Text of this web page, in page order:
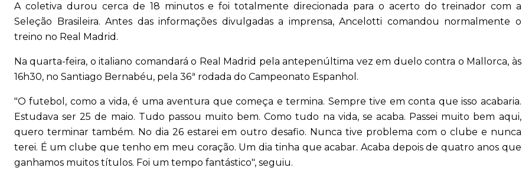
A coletiva durou cerca de 18 minutos e foi totalmente direcionada para o acerto do treinador com a
Seleção Brasileira. Antes das informações divulgadas a imprensa, Ancelotti comandou normalmente o
treino no Real Madrid.
Na quarta-feira, o italiano comandará o Real Madrid pela antepenúltima vez em duelo contra o Mallorca, às
16h30, no Santiago Bernabéu, pela 36ª rodada do Campeonato Espanhol.
"O futebol, como a vida, é uma aventura que começa e termina. Sempre tive em conta que isso acabaria.
Estudava ser 25 de maio. Tudo passou muito bem. Como tudo na vida, se acaba. Passei muito bem aqui,
quero terminar também. No dia 26 estarei em outro desafio. Nunca tive problema com o clube e nunca
terei. É um clube que tenho em meu coração. Um dia tinha que acabar. Acaba depois de quatro anos que
ganhamos muitos títulos. Foi um tempo fantástico", seguiu.